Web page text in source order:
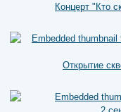
Концерт "Кто
Открытие